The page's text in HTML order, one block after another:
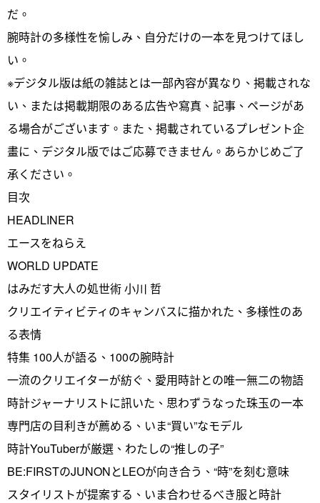
だ。
腕時計の多様性を愉しみ、自分だけの一本を見つけてほし
い。
※デジタル版は紙の雑誌とは一部內容が異なり、掲載されな
い、または掲載期限のある広告や寫真、記事、ページがあ
る場合がございます。また、掲載されているプレゼント企
畫に、デジタル版ではご応募できません。あらかじめご了
承ください。
目次
HEADLINER
エースをねらえ
WORLD UPDATE
はみだす大人の処世術 小川 哲
クリエイティビティのキャンバスに描かれた、多様性のあ
る表情
特集 100人が語る、100の腕時計
一流のクリエイターが紡ぐ、愛用時計との唯一無二の物語
時計ジャーナリストに訊いた、思わずうなった珠玉の一本
専門店の目利きが薦める、いま“買い”なモデル
時計YouTuberが厳選、わたしの“推しの子”
BE:FIRSTのJUNONとLEOが向き合う、“時”を刻む意味
スタイリストが提案する、いま合わせるべき服と時計